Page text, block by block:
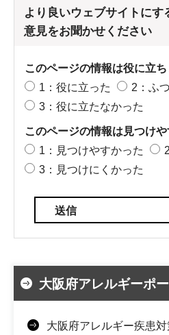
より良いウェブサイトにす
意見をお聞かせください
このページの情報は役に立ち
1：役に立った
2：ふ
3：役に立たなかった
このページの情報は見つけ
1：見つけやすかった
3：見つけにくかった
大阪府アレルギーポ
大阪府アレルギー疾患